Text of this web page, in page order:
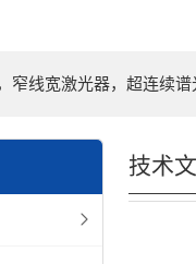
窄线宽激光器，超连续
技术